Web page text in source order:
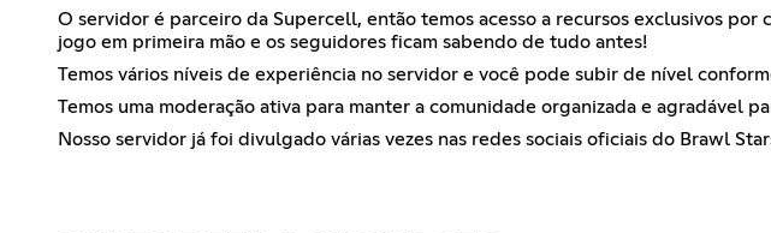
O servidor é parceiro da Supercell, então temos acesso a recursos exclusivos
jogo em primeira mão e os seguidores ficam sabendo de tudo antes!
Temos vários níveis de experiência no servidor e você pode subir de nível
Temos uma moderação ativa para manter a comunidade organizada e agradável
Nosso servidor já foi divulgado várias vezes nas redes sociais oficiais do Brawl